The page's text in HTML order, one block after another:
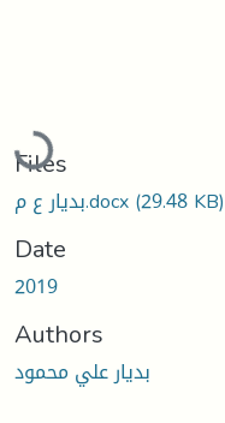
Loading...
Files
بديار ع م.docx(29.48 KB)
Date
2019
Authors
بديار علي محمود